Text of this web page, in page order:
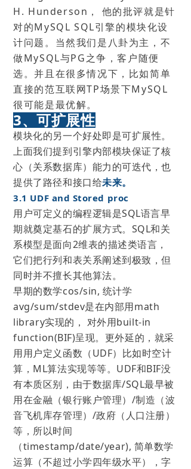
H. Hunderson， 他的批评就是针
对的MySQL SQL引擎的模块化设
计问题。当然我们是八卦为主，不
做MySQL与PG之争，客户随便
选。并且在很多情况下，比如简单
直接的范互联网TP场景下MySQL
很可能是最优解。
3、可扩展性
模块化的另一个好处即是可扩展性。
上面我们提到引擎内部模块保证了核
心（关系数据库）能力的可迭代，也
提供了路径和接口给未来。
3.1 UDF and Stored proc
用户可定义的编程逻辑是SQL语言早
期就奠定基石的扩展方式。SQL和关
系模型是面向2维表的描述类语言，
它们把行列和表关系阐述到极致，但
同时并不擅长其他算法。
早期的数学cos/sin, 统计学
avg/sum/stdev是在内部用math
library实现的， 对外用built-in
function(BIF)呈现。更外延的，就采
用用户定义函数（UDF）比如时空计
算，ML算法实现等等。UDF和BIF没
有本质区别，由于数据库/SQL最早被
用在金融（银行账户管理）/制造（波
音飞机库存管理）/政府（人口注册）
等，所以时间
（timestamp/date/year), 简单数学
运算（不超过小学四年级水平），字